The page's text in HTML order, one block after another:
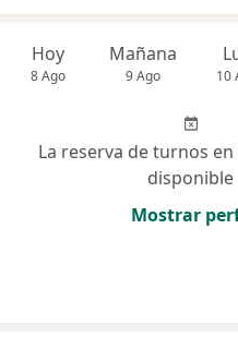
Hoy
8 Ago
Mañana
9 Ago 10
La reserva de turnos
disponible
Mostrar